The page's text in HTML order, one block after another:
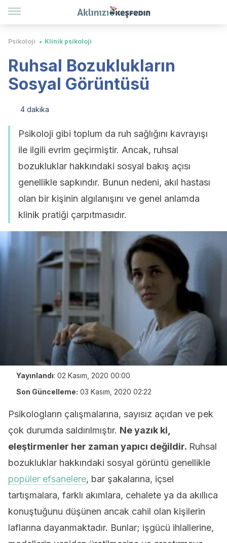
Psikoloji Klinik psikoloji
Ruhsal Bozuklukların
Sosyal Görüntüsü
4 dakika
Psikoloji gibi toplum da ruh sağlığını kavrayışı
ile ilgili evrim geçirmiştir. Ancak, ruhsal
bozukluklar hakkındaki sosyal bakış açısı
genellikle sapkındır. Bunun nedeni, akıl hastası
olan bir kişinin algılanışını ve genel anlamda
klinik pratiği çarpıtmasıdır.
Yayınlandı: 02 Kasım, 2020 00:00
Son Güncelleme: 03 Kasım, 2020 02:22
Psikologların çalışmalarına, sayısız açıdan ve pek
çok durumda saldırılmıştır. Ne yazık ki,
eleştirmenler her zaman yapıcı değildir. Ruhsal
bozukluklar hakkındaki sosyal görüntü genellikle
popüler efsanelere, bar şakalarına, içsel
tartışmalara, farklı akımlara, cehalete ya da akıllıca
konuştuğunu düşünen ancak cahil olan kişilerin
laflarına dayanmaktadır. Bunlar; işgücü ihlallerine,